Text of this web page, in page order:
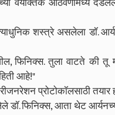
शस्त्रे असलेला डॉ.
फिनिक्स. तुला वाटते की तू
आहे!"
प्रोटोकॉलसाठी तयार
डॉ. फिनिक्स, आता थेट